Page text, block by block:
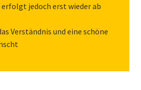
jedoch erst wieder ab
Verständnis und eine schöne